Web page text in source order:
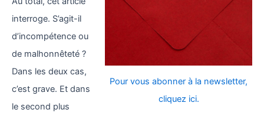
Pour vous abonner à la newsletter,
cliquez ici.
interroge. S’agit-il
d’incompétence ou
de malhonnêteté ?
Dans les deux cas,
c’est grave. Et dans
le second plus